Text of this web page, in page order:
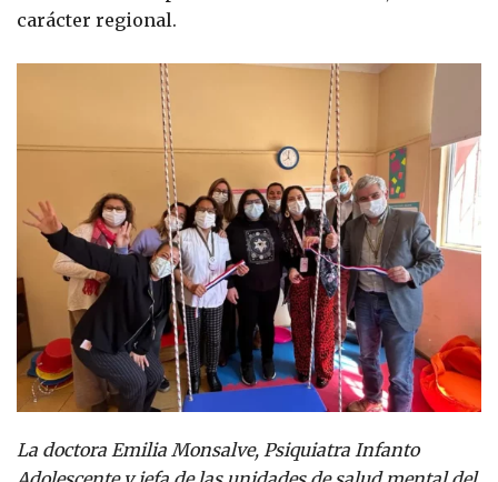
carácter regional.
La doctora Emilia Monsalve, Psiquiatra Infanto